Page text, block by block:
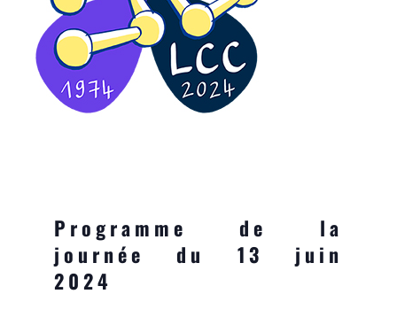
Programme de la
journée du 13 juin
2024